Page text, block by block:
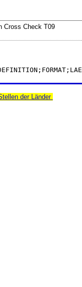
Cross Check T09
der Länder